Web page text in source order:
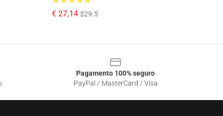
€ 27,14 $29.5
Pagamento 100% seguro
PayPal / MasterCard / Visa